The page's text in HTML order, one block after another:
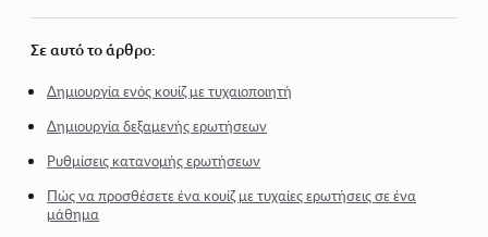
δει τις απαντήσεις του
Introduce la palabra
Σε αυτό το άρθρο:
Δημιουργία ενός κουίζ με τυχαιοποιητή
Δημιουργία δεξαμενής ερωτήσεων
Ρυθμίσεις κατανομής ερωτήσεων
Πώς να προσθέσετε ένα κουίζ με τυχαίες ερωτήσεις σε ένα
μάθημα